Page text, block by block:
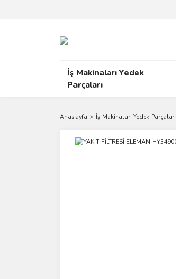
İş Makinaları Yedek
Parçaları
Anasayfa İş Makinaları Yedek Parçaları